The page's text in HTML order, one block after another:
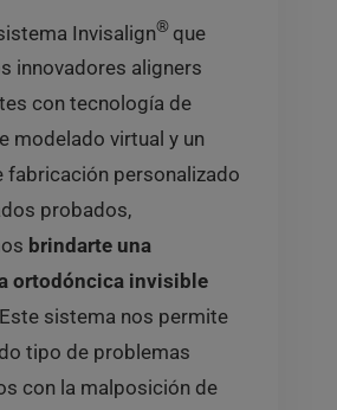
Invisalign® que
innovadores aligners
con tecnología de
modelado virtual y un
fabricación personalizado
probados,
brindarte una
ortodóncica invisible
sistema nos permite
tipo de problemas
con la malposición de